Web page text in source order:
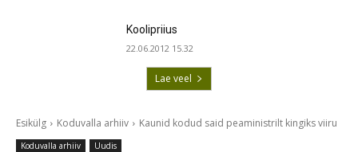
Koolipriius
22.06.2012 15.32
Lae veel
Esikülg Koduvalla arhiiv Kaunid kodud said peaministrilt kingiks viiru
Koduvalla arhiiv Uudis